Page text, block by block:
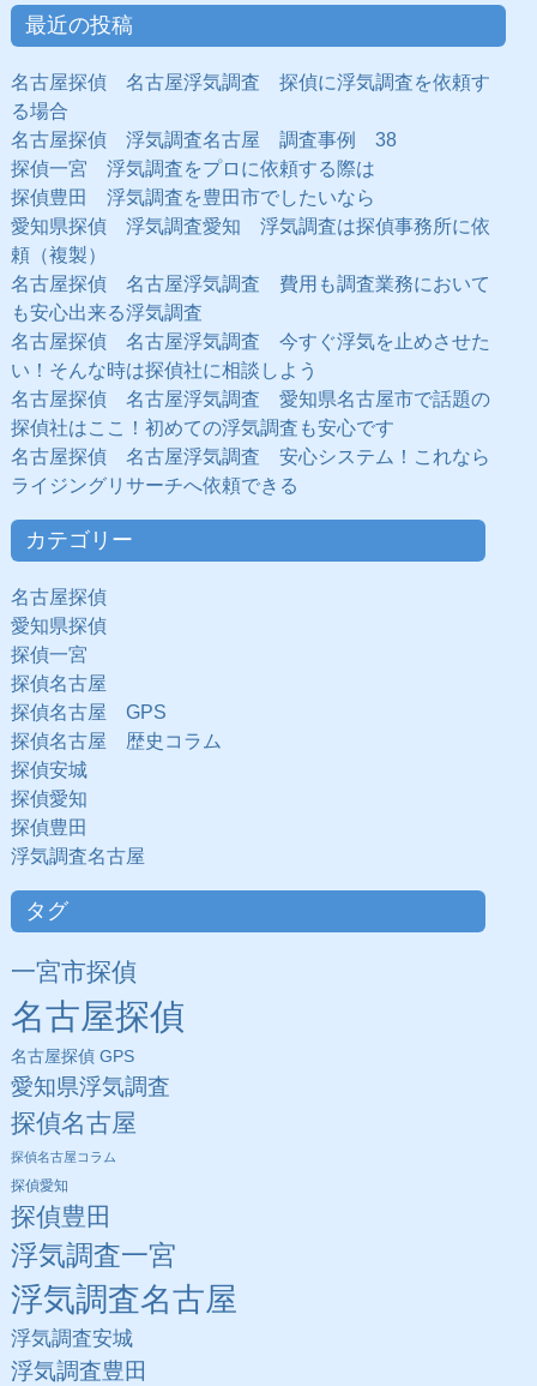
最近の投稿
名古屋探偵 名古屋浮気調査 探偵に浮気調査を依頼す
る場合
名古屋探偵 浮気調査名古屋 調査事例 38
探偵一宮 浮気調査をプロに依頼する際は
探偵豊田 浮気調査を豊田市でしたいなら
愛知県探偵 浮気調査愛知 浮気調査は探偵事務所に依
頼（複製）
名古屋探偵 名古屋浮気調査 費用も調査業務において
も安心出来る浮気調査
名古屋探偵 名古屋浮気調査 今すぐ浮気を止めさせた
い！そんな時は探偵社に相談しよう
名古屋探偵 名古屋浮気調査 愛知県名古屋市で話題の
探偵社はここ！初めての浮気調査も安心です
名古屋探偵 名古屋浮気調査 安心システム！これなら
ライジングリサーチへ依頼できる
カテゴリー
名古屋探偵
愛知県探偵
探偵一宮
探偵名古屋
探偵名古屋 GPS
探偵名古屋 歴史コラム
探偵安城
探偵愛知
探偵豊田
浮気調査名古屋
タグ
一宮市探偵
名古屋探偵
名古屋探偵 GPS
愛知県浮気調査
探偵名古屋
探偵名古屋コラム
探偵愛知
探偵豊田
浮気調査一宮
浮気調査名古屋
浮気調査安城
浮気調査豊田